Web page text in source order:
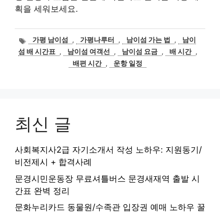
획을 세워보세요.
태
그
가평 남이섬 , 가평나루터 , 남이섬 가는 법 ,
남이
섬 배 시간표
, 남이섬 여객선 , 남이섬 요금 , 배 시간 ,
배편 시간 , 운항 일정
최신 글
사회복지사2급 자기소개서 작성 노하우: 지원동기/
비전제시 + 합격사례
문경시민운동장 무료셔틀버스 문경새재역 출발 시
간표 완벽 정리
문화누리카드 동물원/수족관 입장권 예매 노하우 꿀